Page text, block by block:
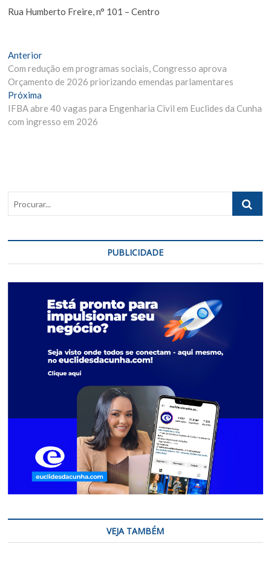
Rua Humberto Freire, n° 101 – Centro
Navegação
de
Post
AnteriorMatéria
Anterior:
Com redução em programas sociais, Congresso aprova
Orçamento de 2026 priorizando emendas parlamentares
Próxima
Materia:
IFBA abre 40 vagas para Engenharia Civil em Euclides da Cunha
com ingresso em 2026
PUBLICIDADE
VEJA TAMBÉM